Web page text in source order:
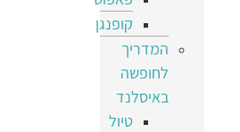
קופנגן
המדריך
לחופשה
באיסלנד
טיול